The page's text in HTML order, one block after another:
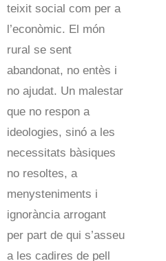
teixit social com per a
l’econòmic. El món
rural se sent
abandonat, no entès i
no ajudat. Un malestar
que no respon a
ideologies, sinó a les
necessitats bàsiques
no resoltes, a
menysteniments i
ignorància arrogant
per part de qui s’asseu
a les cadires de pell